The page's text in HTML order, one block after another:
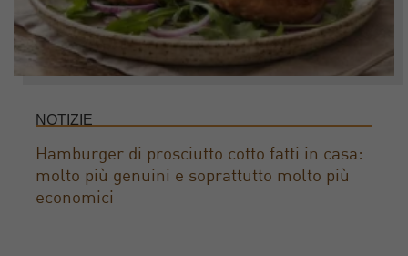
NOTIZIE
Hamburger di prosciutto cotto fatti in casa:
molto più genuini e soprattutto molto più
economici